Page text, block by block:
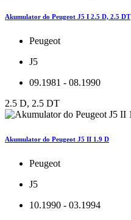
Akumulator do Peugeot J5 I 2.5 D, 2.5 DT
Peugeot
J5
09.1981 - 08.1990
2.5 D, 2.5 DT
Akumulator do Peugeot J5 II 1.9 D
Peugeot
J5
10.1990 - 03.1994